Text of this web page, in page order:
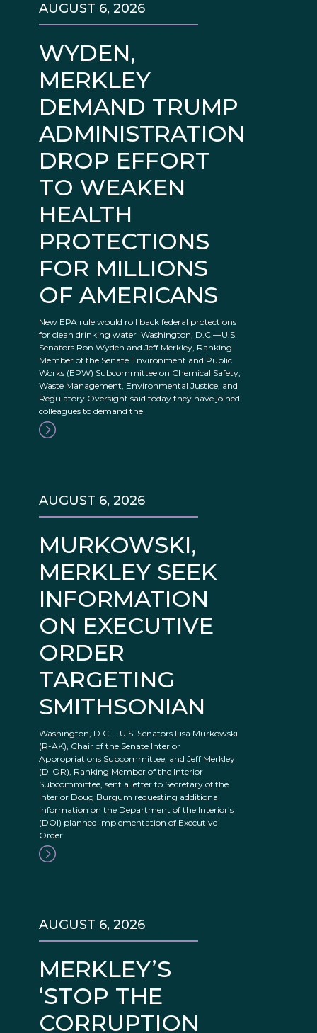
WYDEN,
MERKLEY
DEMAND TRUMP
ADMINISTRATION
DROP EFFORT
TO WEAKEN
HEALTH
PROTECTIONS
FOR MILLIONS
OF AMERICANS
AUGUST 6, 2026
New EPA rule would roll back federal protections
for clean drinking water Washington, D.C.—U.S.
Senators Ron Wyden and Jeff Merkley, Ranking
Member of the Senate Environment and Public
Works (EPW) Subcommittee on Chemical Safety,
Waste Management, Environmental Justice, and
Regulatory Oversight said today they have joined
colleagues to demand the
MURKOWSKI,
MERKLEY SEEK
INFORMATION
ON EXECUTIVE
ORDER
TARGETING
SMITHSONIAN
AUGUST 6, 2026
Washington, D.C. – U.S. Senators Lisa Murkowski
(R-AK), Chair of the Senate Interior
Appropriations Subcommittee, and Jeff Merkley
(D-OR), Ranking Member of the Interior
Subcommittee, sent a letter to Secretary of the
Interior Doug Burgum requesting additional
information on the Department of the Interior’s
(DOI) planned implementation of Executive
Order
MERKLEY’S
‘STOP THE
CORRUPTION
AUGUST 6, 2026